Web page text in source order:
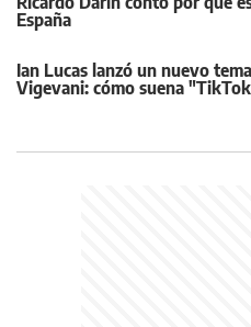
España
Ian Lucas lanzó un nuevo
Vigevani: cómo suena